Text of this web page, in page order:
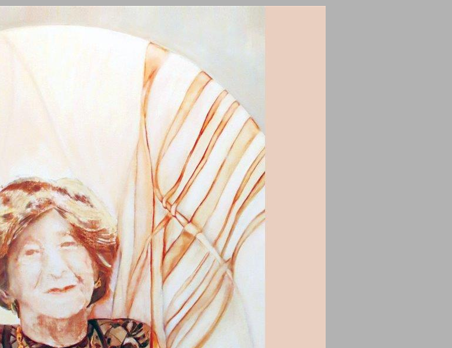
נשות הסף: נשים חרדיות מול השינוי המודרני ... 0